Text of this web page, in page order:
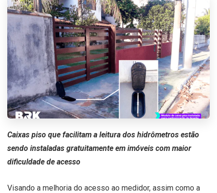
Caixas piso que facilitam a leitura dos hidrômetros estão
sendo instaladas gratuitamente em imóveis com maior
dificuldade de acesso
Visando a melhoria do acesso ao medidor, assim como a